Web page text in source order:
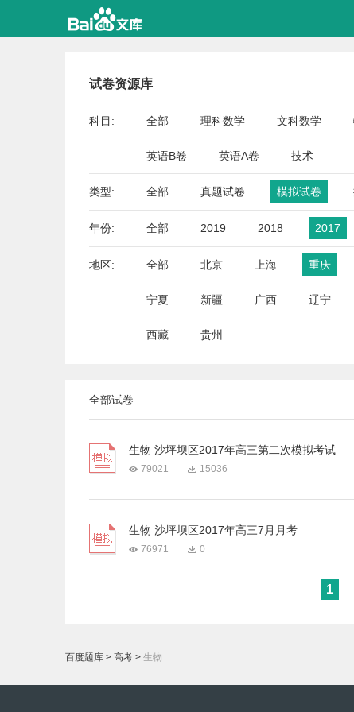
试卷资源库
科目: 全部 理科数学 文科数学
英语B卷 英语A卷 技术
类型: 全部 真题试卷 模拟试卷
年份: 全部 2019 2018 2017
地区: 全部 北京 上海 重庆
宁夏 新疆 广西 辽宁
西藏 贵州
全部试卷
生物 沙坪坝区2017年高三第二次模拟考试
79021 15036
生物 沙坪坝区2017年高三7月月考
76971 0
1
百度题库 > 高考 > 生物